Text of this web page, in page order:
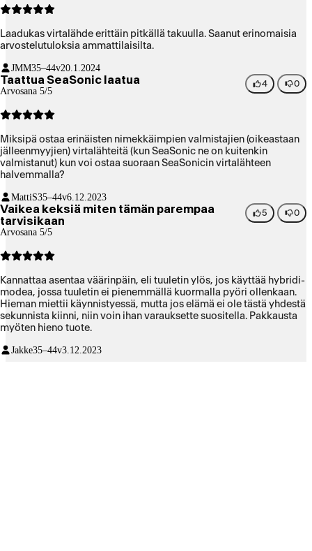
Laadukas virtalähde erittäin pitkällä takuulla. Saanut erinomaisia
arvostelutuloksia ammattilaisilta.
JMM35–44v20.1.2024
Taattua SeaSonic laatua
Arvosana 5/5
4 0
Miksipä ostaa erinäisten nimekkäimpien valmistajien (oikeastaan
jälleenmyyjien) virtalähteitä (kun SeaSonic ne on kuitenkin
valmistanut) kun voi ostaa suoraan SeaSonicin virtalähteen
halvemmalla?
MattiS35–44v6.12.2023
Vaikea keksiä miten tämän parempaa
tarvisikaan
Arvosana 5/5
5 0
Kannattaa asentaa väärinpäin, eli tuuletin ylös, jos käyttää hybridi-
modea, jossa tuuletin ei pienemmällä kuormalla pyöri ollenkaan.
Hieman miettii käynnistyessä, mutta jos elämä ei ole tästä yhdestä
sekunnista kiinni, niin voin ihan varauksette suositella. Pakkausta
myöten hieno tuote.
Jakke35–44v3.12.2023